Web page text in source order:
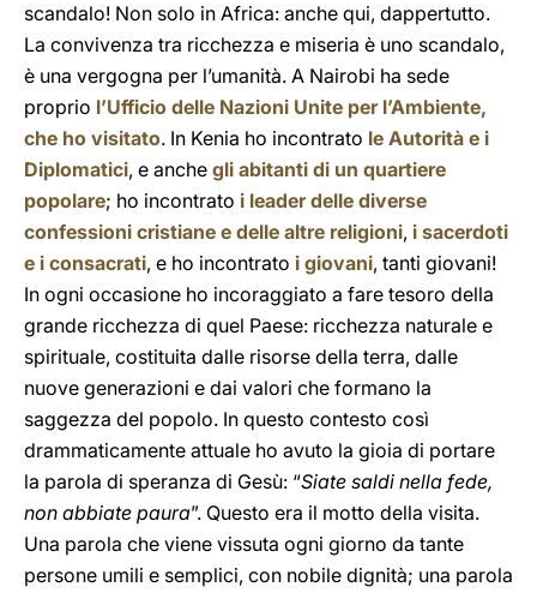
scandalo! Non solo in Africa: anche qui, dappertutto.
La convivenza tra ricchezza e miseria è uno scandalo,
è una vergogna per l’umanità. A Nairobi ha sede
proprio l’Ufficio delle Nazioni Unite per l’Ambiente,
che ho visitato. In Kenia ho incontrato le Autorità e i
Diplomatici, e anche gli abitanti di un quartiere
popolare; ho incontrato i leader delle diverse
confessioni cristiane e delle altre religioni, i sacerdoti
e i consacrati, e ho incontrato i giovani, tanti giovani!
In ogni occasione ho incoraggiato a fare tesoro della
grande ricchezza di quel Paese: ricchezza naturale e
spirituale, costituita dalle risorse della terra, dalle
nuove generazioni e dai valori che formano la
saggezza del popolo. In questo contesto così
drammaticamente attuale ho avuto la gioia di portare
la parola di speranza di Gesù: “Siate saldi nella fede,
non abbiate paura”. Questo era il motto della visita.
Una parola che viene vissuta ogni giorno da tante
persone umili e semplici, con nobile dignità; una parola